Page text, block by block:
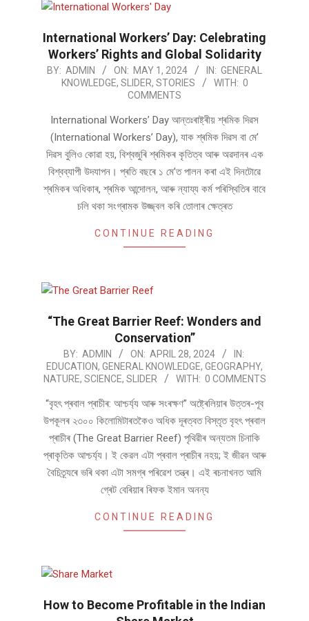
International Workers’ Day: Celebrating
Workers’ Rights and Global Solidarity
2024-
BY: ADMIN ON: MAY 1, 2024 IN: GENERAL
KNOWLEDGE, SLIDER, STORIES WITH: 0
COMMENTS
International Workers’ Day আন্তঃৰাষ্ট্ৰীয় শ্ৰমিক দিৱস
(International Workers’ Day), যাক শ্ৰমিক দিৱস বা মে’
দিৱস বুলিও কোৱা হয়, বিশ্বজুৰি শ্ৰমিকৰ কৃতিত্ব আৰু অৱদানৰ এক
বিশ্বব্যাপী উদযাপন। প্ৰতি বছৰে ১ মে’ত পালন কৰা এই দিনটোৱে
শ্ৰমিকৰ অধিকাৰ, শ্ৰমিক আন্দোলন, আৰু ন্যায্য কৰ্ম পৰিস্থিতিৰ বাবে
চলি থকা সংগ্ৰামক উজ্জ্বল কৰি তোলাৰ ক্ষেত্ৰত
CONTINUE READING
“The Great Barrier Reef: Wonders and
Conservation”
2024-
04-
BY: ADMIN ON: APRIL 28, 2024
IN:
EDUCATION, GENERAL KNOWLEDGE, GEOGRAPHY,
NATURE, SCIENCE, SLIDER WITH: 0 COMMENTS
“বৃহৎ প্ৰবাল প্ৰাচীৰ: আশ্চৰ্য্য আৰু সংৰক্ষণ” অষ্ট্ৰেলিয়াৰ উত্তৰ-পূব
উপকূলৰ ২৩০০ কিলোমিটাৰতকৈও অধিক দূৰত্বত বিস্তৃত বৃহৎ প্ৰবাল
প্ৰাচীৰ (The Great Barrier Reef) পৃথিৱীৰ অন্যতম চিনাকি
প্ৰাকৃতিক আশ্চৰ্য্য। ই কেৱল এটা প্ৰবাল প্ৰাচীৰ নহয়; ই জীৱন আৰু
বৈচিত্ৰ্যৰে ভৰি থকা এটা সমগ্ৰ পৰিৱেশ তন্ত্ৰ। এই ৰচনাখনত আমি
গ্ৰেট বেৰিয়াৰ ৰিফক ইমান অনন্য
CONTINUE READING
How to Become Profitable in the Indian